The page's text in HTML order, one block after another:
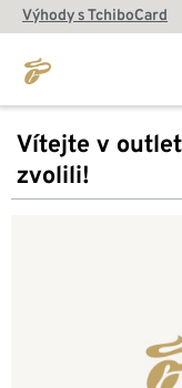
Výhody s TchiboCard
Vítejte v
zvolili!